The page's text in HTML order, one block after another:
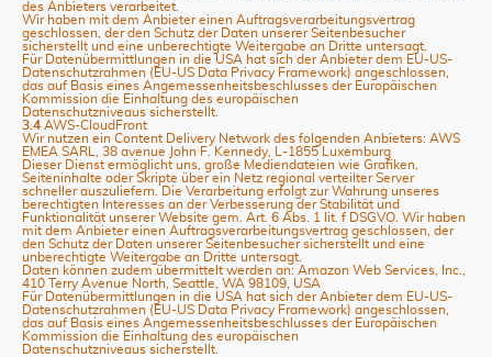
des Anbieters verarbeitet.
Wir haben mit dem Anbieter einen Auftragsverarbeitungsvertrag
geschlossen, der den Schutz der Daten unserer Seitenbesucher
sicherstellt und eine unberechtigte Weitergabe an Dritte untersagt.
Für Datenübermittlungen in die USA hat sich der Anbieter dem EU-US-
Datenschutzrahmen (EU-US Data Privacy Framework) angeschlossen,
das auf Basis eines Angemessenheitsbeschlusses der Europäischen
Kommission die Einhaltung des europäischen
Datenschutzniveaus sicherstellt.
3.4 AWS-CloudFront
Wir nutzen ein Content Delivery Network des folgenden Anbieters: AWS
EMEA SARL, 38 avenue John F. Kennedy, L-1855 Luxemburg
Dieser Dienst ermöglicht uns, große Mediendateien wie Grafiken,
Seiteninhalte oder Skripte über ein Netz regional verteilter Server
schneller auszuliefern. Die Verarbeitung erfolgt zur Wahrung unseres
berechtigten Interesses an der Verbesserung der Stabilität und
Funktionalität unserer Website gem. Art. 6 Abs. 1 lit. f DSGVO. Wir haben
mit dem Anbieter einen Auftragsverarbeitungsvertrag geschlossen, der
den Schutz der Daten unserer Seitenbesucher sicherstellt und eine
unberechtigte Weitergabe an Dritte untersagt.
Daten können zudem übermittelt werden an: Amazon Web Services, Inc.,
410 Terry Avenue North, Seattle, WA 98109, USA
Für Datenübermittlungen in die USA hat sich der Anbieter dem EU-US-
Datenschutzrahmen (EU-US Data Privacy Framework) angeschlossen,
das auf Basis eines Angemessenheitsbeschlusses der Europäischen
Kommission die Einhaltung des europäischen
Datenschutzniveaus sicherstellt.